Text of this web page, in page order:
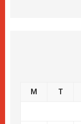
M T